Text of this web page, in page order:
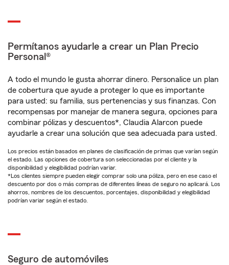
Permítanos ayudarle a crear un Plan Precio
Personal®
A todo el mundo le gusta ahorrar dinero. Personalice un plan
de cobertura que ayude a proteger lo que es importante
para usted: su familia, sus pertenencias y sus finanzas. Con
recompensas por manejar de manera segura, opciones para
combinar pólizas y descuentos*, Claudia Alarcon puede
ayudarle a crear una solución que sea adecuada para usted.
Los precios están basados en planes de clasificación de primas que varían según
el estado. Las opciones de cobertura son seleccionadas por el cliente y la
disponibilidad y elegibilidad podrían variar.
*Los clientes siempre pueden elegir comprar solo una póliza, pero en ese caso el
descuento por dos o más compras de diferentes líneas de seguro no aplicará. Los
ahorros, nombres de los descuentos, porcentajes, disponibilidad y elegibilidad
podrían variar según el estado.
Seguro de automóviles